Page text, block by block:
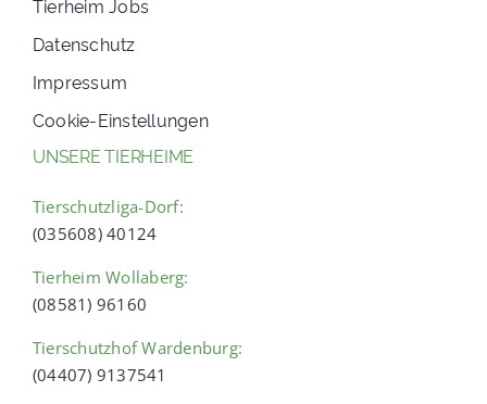
Tierheim Jobs
Datenschutz
Impressum
Cookie-Einstellungen
UNSERE TIERHEIME
Tierschutzliga-Dorf:
(035608) 40124
Tierheim Wollaberg:
(08581) 96160
Tierschutzhof Wardenburg:
(04407) 9137541